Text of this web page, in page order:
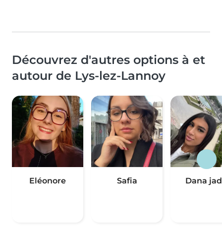
Découvrez d'autres options à et
autour de Lys-lez-Lannoy
Eléonore Safia Dana